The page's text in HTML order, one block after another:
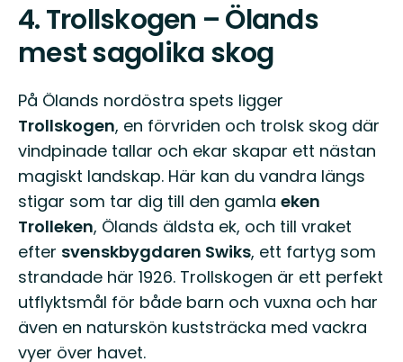
4.Trollskogen – Ölands
mest sagolika skog
På Ölands nordöstra spets ligger
Trollskogen, en förvriden och trolsk skog där
vindpinade tallar och ekar skapar ett nästan
magiskt landskap. Här kan du vandra längs
stigar som tar dig till den gamla eken
Trolleken, Ölands äldsta ek, och till vraket
efter svenskbygdaren Swiks, ett fartyg som
strandade här 1926. Trollskogen är ett perfekt
utflyktsmål för både barn och vuxna och har
även en naturskön kuststräcka med vackra
vyer över havet.